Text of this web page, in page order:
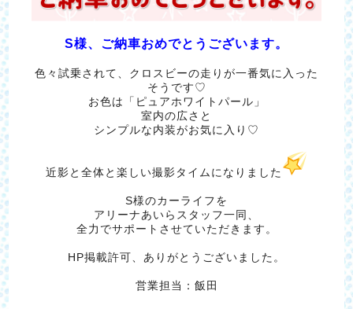
S様、ご納車おめでとうございます。
色々試乗されて、クロスビーの走りが一番気に入った
そうです♡
お色は「ピュアホワイトパール」
室内の広さと
シンプルな内装がお気に入り♡
近影と全体と楽しい撮影タイムになりました
S様のカーライフを
アリーナあいらスタッフ一同、
全力でサポートさせていただきます。
HP掲載許可、ありがとうございました。
営業担当：飯田